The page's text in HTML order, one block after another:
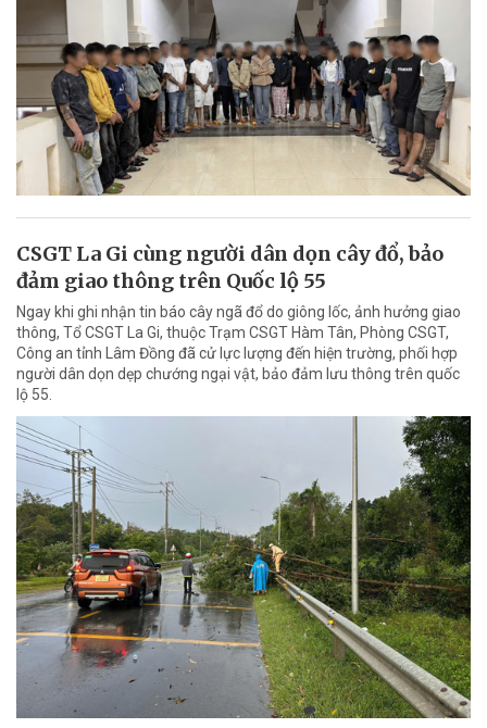
CSGT La Gi cùng người dân dọn cây đổ, bảo
đảm giao thông trên Quốc lộ 55
Ngay khi ghi nhận tin báo cây ngã đổ do giông lốc, ảnh hưởng giao
thông, Tổ CSGT La Gi, thuộc Trạm CSGT Hàm Tân, Phòng CSGT,
Công an tỉnh Lâm Đồng đã cử lực lượng đến hiện trường, phối hợp
người dân dọn dẹp chướng ngại vật, bảo đảm lưu thông trên quốc
lộ 55.